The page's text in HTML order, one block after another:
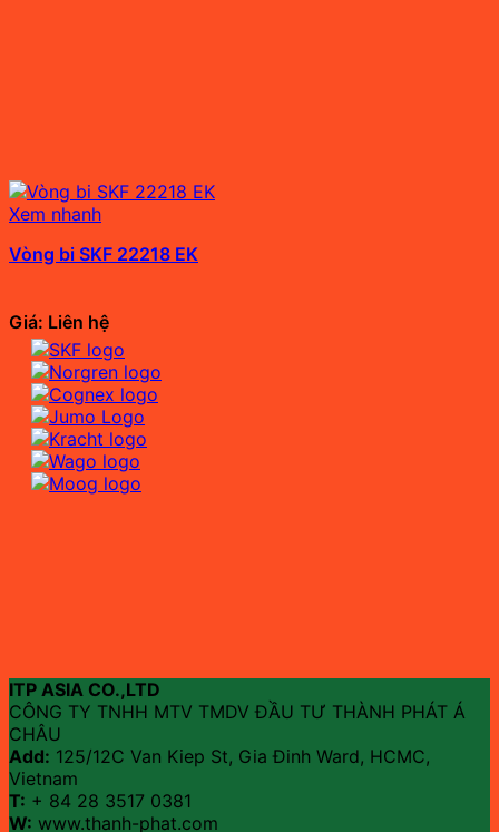
Xem nhanh
Vòng bi SKF 22218 EK
Giá: Liên hệ
ITP ASIA CO.,LTD
CÔNG TY TNHH MTV TMDV ĐẦU TƯ THÀNH PHÁT Á
CHÂU
Add: 125/12C Van Kiep St, Gia Đinh Ward, HCMC,
Vietnam
T: + 84 28 3517 0381
W: www.thanh-phat.com